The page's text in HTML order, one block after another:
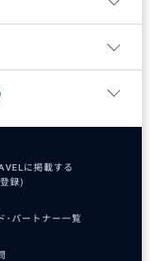
に掲載する
録)
･パートナー一覧